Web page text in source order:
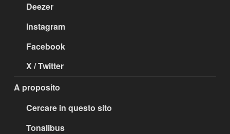
Deezer
Instagram
Facebook
X / Twitter
A proposito
Cercare in questo sito
Tonalibus